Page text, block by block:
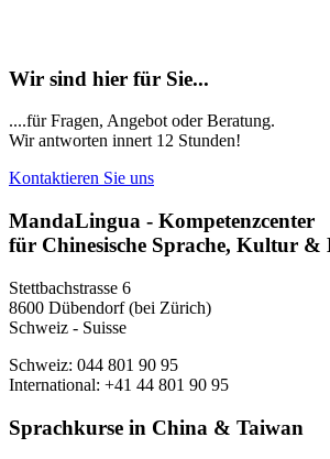
Wir sind hier für Sie...
....für Fragen, Angebot oder Beratung.
Wir antworten innert 12 Stunden!
Kontaktieren Sie uns
MandaLingua - Kompetenzcenter
für Chinesische Sprache, Kultur &
Stettbachstrasse 6
8600 Dübendorf (bei Zürich)
Schweiz - Suisse
Schweiz: 044 801 90 95
International: +41 44 801 90 95
Sprachkurse in China & Taiwan